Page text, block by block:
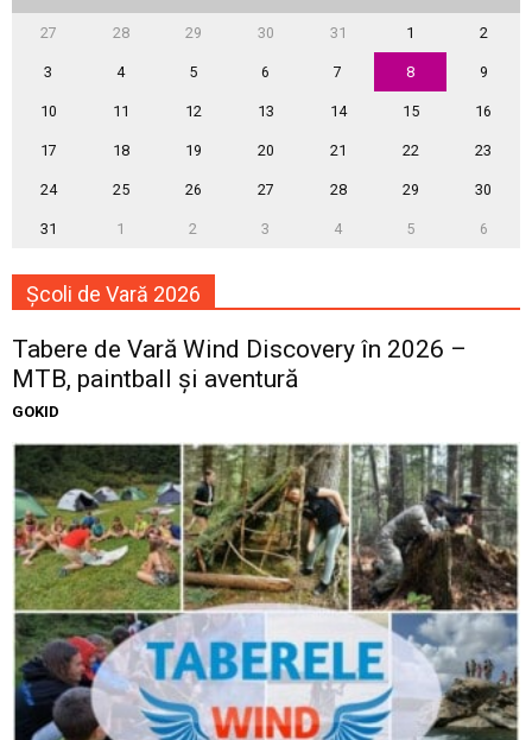
27 28 29 30 31 1 2
3 4 5 6 7 8 9
10 11 12 13 14 15 16
17 18 19 20 21 22 23
24 25 26 27 28 29 30
31 1 2 3 4 5 6
Școli de Vară 2026
Tabere de Vară Wind Discovery în 2026 –
MTB, paintball și aventură
GOKID